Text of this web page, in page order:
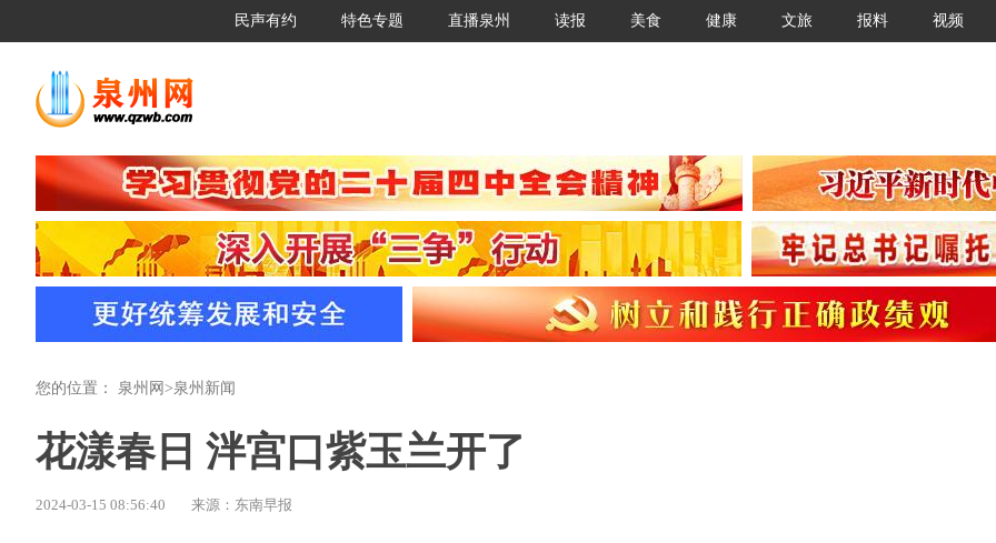
民声有约 特色专题 直播泉州 读报 美食 健康 文旅 报料 视频
您的位置： 泉州网 >泉州新闻
花漾春日 泮宫口紫玉兰开了
2024-03-15 08:56:40 来源：东南早报